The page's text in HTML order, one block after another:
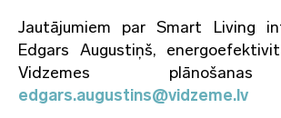
Jautājumiem par Smart Living
Edgars Augustiņš,
Vidzemes
edgars.augustins@vidzeme.lv